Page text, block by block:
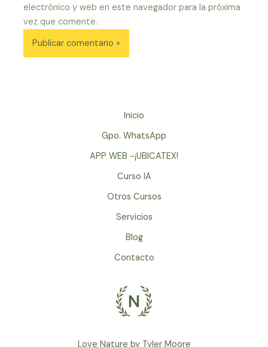
electrónico y web en este navegador para la próxima
vez que comente.
Inicio
Gpo. WhatsApp
APP WEB -¡UBICATEX!
Curso IA
Otros Cursos
Servicios
Blog
Contacto
Love Nature by Tyler Moore